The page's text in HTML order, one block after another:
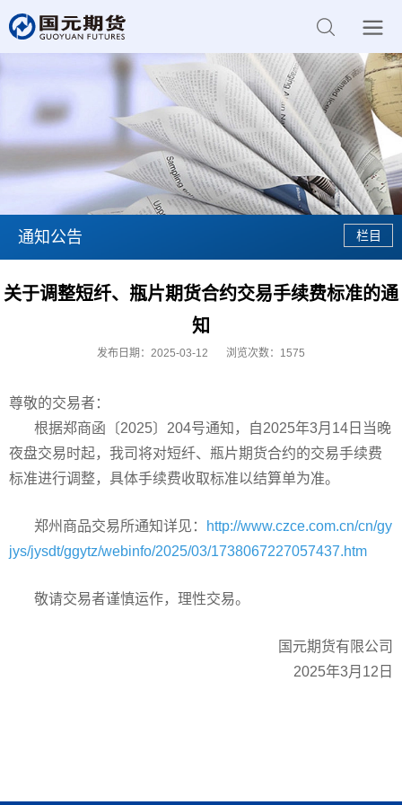
通知公告
关于调整短纤、瓶片期货合约交易手续费标准的通
知
发布日期：2025-03-12 浏览次数： 1575
尊敬的交易者：
根据郑商函〔2025〕204号通知，自2025年3月14日当晚
夜盘交易时起，我司将对短纤、瓶片期货合约的交易手续费
标准进行调整，具体手续费收取标准以结算单为准。
郑州商品交易所通知详见：
http://www.czce.com.cn/cn/gy
jys/jysdt/ggytz/webinfo/2025/03/1738067227057437.htm
敬请交易者谨慎运作，理性交易。
国元期货有限公司
2025年3月12日